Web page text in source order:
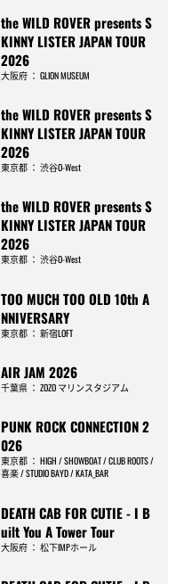
the WILD ROVER presents S
KINNY LISTER JAPAN TOUR
2026
大阪府 ：GLION MUSEUM
the WILD ROVER presents S
KINNY LISTER JAPAN TOUR
2026
東京都 ：渋谷O-West
the WILD ROVER presents S
KINNY LISTER JAPAN TOUR
2026
東京都 ：渋谷O-West
TOO MUCH TOO OLD 10th A
NNIVERSARY
東京都 ：新宿LOFT
AIR JAM 2026
千葉県 ：ZOZO マリンスタジアム
PUNK ROCK CONNECTION 2
026
東京都 ：HIGH / SHOWBOAT / CLUB ROOTS /
喜楽 / STUDIO BAYD / KATA_BAR
DEATH CAB FOR CUTIE - I B
uilt You A Tower Tour
大阪府 ：松下IMPホール